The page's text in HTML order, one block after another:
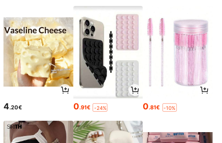
р, органайзер для шкільного прил
аддя, декор для кімнати
4.20€ 0.91€ -24% 0.81€ -10%